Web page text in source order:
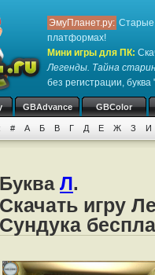
ЭмуПланет.ру: Старые
платформах!
Мини игры для ПК:
Легенды. Тайна
без регистрации, буква
GBAdvance GBColor
# А Б В Г Д Е Ж З И
Буква Л.
Скачать игру
Сундука